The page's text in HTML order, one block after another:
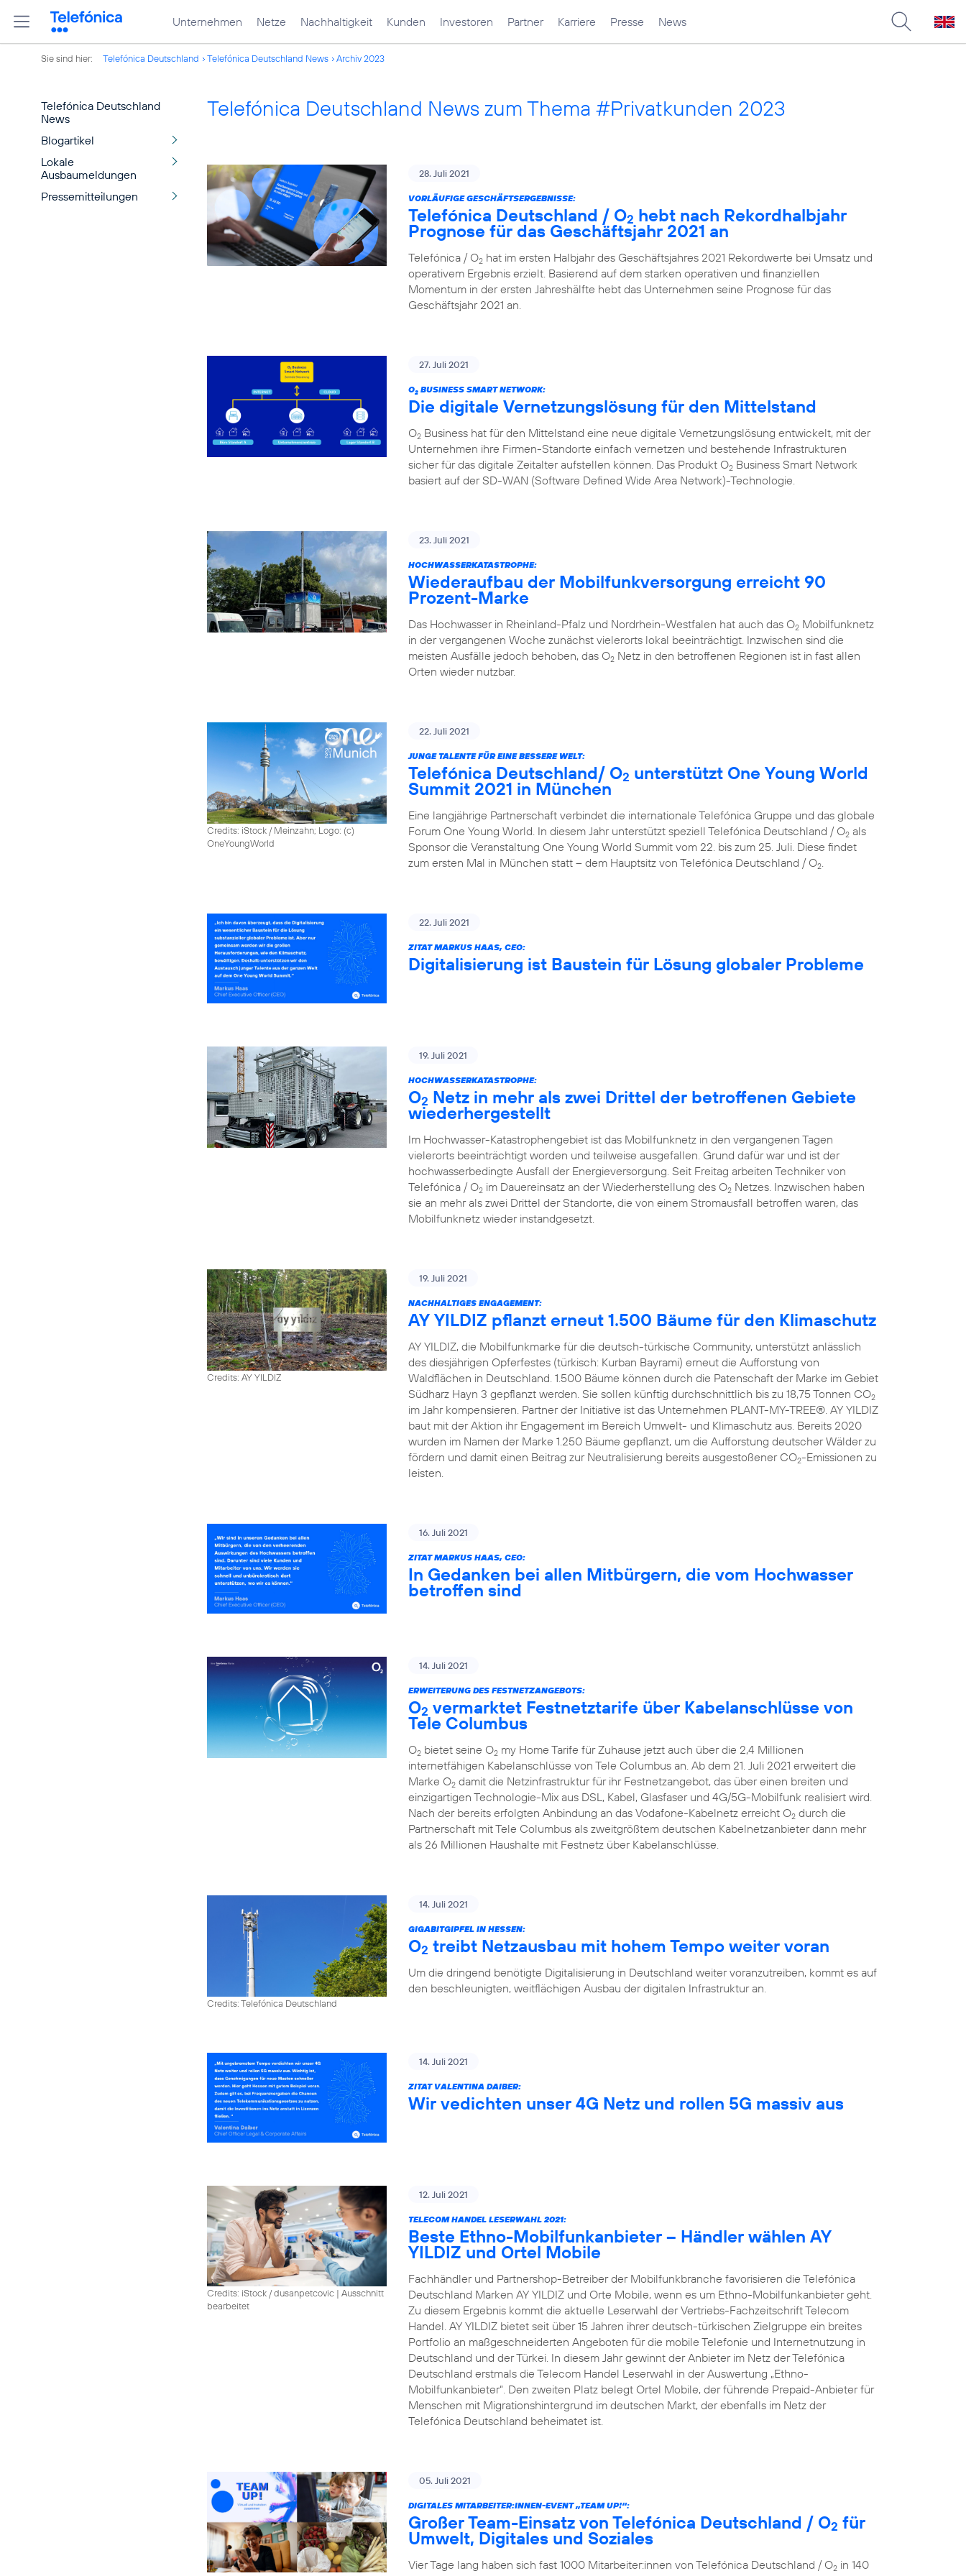
Unternehmen Netze Nachhaltigkeit Kunden Investoren Partner Karriere Presse News
Sie sind hier: Telefónica Deutschland Telefónica Deutschland News Archiv 2023
Telefónica Deutschland
News
Blogartikel
Lokale
Ausbaumeldungen
Pressemitteilungen
Telefónica Deutschland News zum Thema #Privatkunden 2023
28. Juli 2021
VORLÄUFIGE GESCHÄFTSERGEBNISSE:
Telefónica Deutschland / O2 hebt nach Rekordhalbjahr
Prognose für das Geschäftsjahr 2021 an
Telefónica / O2 hat im ersten Halbjahr des Geschäftsjahres 2021 Rekordwerte bei Umsatz und
operativem Ergebnis erzielt. Basierend auf dem starken operativen und finanziellen
Momentum in der ersten Jahreshälfte hebt das Unternehmen seine Prognose für das
Geschäftsjahr 2021 an.
27. Juli 2021
O2 BUSINESS SMART NETWORK:
Die digitale Vernetzungslösung für den Mittelstand
O2 Business hat für den Mittelstand eine neue digitale Vernetzungslösung entwickelt, mit der
Unternehmen ihre Firmen-Standorte einfach vernetzen und bestehende Infrastrukturen
sicher für das digitale Zeitalter aufstellen können. Das Produkt O2 Business Smart Network
basiert auf der SD-WAN (Software Defined Wide Area Network)-Technologie.
23. Juli 2021
HOCHWASSERKATASTROPHE:
Wiederaufbau der Mobilfunkversorgung erreicht 90
Prozent-Marke
Das Hochwasser in Rheinland-Pfalz und Nordrhein-Westfalen hat auch das O2 Mobilfunknetz
in der vergangenen Woche zunächst vielerorts lokal beeinträchtigt. Inzwischen sind die
meisten Ausfälle jedoch behoben, das O2 Netz in den betroffenen Regionen ist in fast allen
Orten wieder nutzbar.
Credits: iStock / Meinzahn; Logo: (c)
OneYoungWorld
22. Juli 2021
JUNGE TALENTE FÜR EINE BESSERE WELT:
Telefónica Deutschland/ O2 unterstützt One Young World
Summit 2021 in München
Eine langjährige Partnerschaft verbindet die internationale Telefónica Gruppe und das globale
Forum One Young World. In diesem Jahr unterstützt speziell Telefónica Deutschland / O2 als
Sponsor die Veranstaltung One Young World Summit vom 22. bis zum 25. Juli. Diese findet
zum ersten Mal in München statt – dem Hauptsitz von Telefónica Deutschland / O2.
22. Juli 2021
ZITAT MARKUS HAAS, CEO:
Digitalisierung ist Baustein für Lösung globaler Probleme
19. Juli 2021
HOCHWASSERKATASTROPHE:
O2 Netz in mehr als zwei Drittel der betroffenen Gebiete
wiederhergestellt
Im Hochwasser-Katastrophengebiet ist das Mobilfunknetz in den vergangenen Tagen
vielerorts beeinträchtigt worden und teilweise ausgefallen. Grund dafür war und ist der
hochwasserbedingte Ausfall der Energieversorgung. Seit Freitag arbeiten Techniker von
Telefónica / O2 im Dauereinsatz an der Wiederherstellung des O2 Netzes. Inzwischen haben
sie an mehr als zwei Drittel der Standorte, die von einem Stromausfall betroffen waren, das
Mobilfunknetz wieder instandgesetzt.
Credits: AY YILDIZ
19. Juli 2021
NACHHALTIGES ENGAGEMENT:
AY YILDIZ pflanzt erneut 1.500 Bäume für den Klimaschutz
AY YILDIZ, die Mobilfunkmarke für die deutsch-türkische Community, unterstützt anlässlich
des diesjährigen Opferfestes (türkisch: Kurban Bayrami) erneut die Aufforstung von
Waldflächen in Deutschland. 1.500 Bäume können durch die Patenschaft der Marke im Gebiet
Südharz Hayn 3 gepflanzt werden. Sie sollen künftig durchschnittlich bis zu 18,75 Tonnen CO2
im Jahr kompensieren. Partner der Initiative ist das Unternehmen PLANT-MY-TREE®. AY YILDIZ
baut mit der Aktion ihr Engagement im Bereich Umwelt- und Klimaschutz aus. Bereits 2020
wurden im Namen der Marke 1.250 Bäume gepflanzt, um die Aufforstung deutscher Wälder zu
fördern und damit einen Beitrag zur Neutralisierung bereits ausgestoßener CO2-Emissionen zu
leisten.
16. Juli 2021
ZITAT MARKUS HAAS, CEO:
In Gedanken bei allen Mitbürgern, die vom Hochwasser
betroffen sind
14. Juli 2021
ERWEITERUNG DES FESTNETZANGEBOTS:
O2 vermarktet Festnetztarife über Kabelanschlüsse von
Tele Columbus
O2 bietet seine O2 my Home Tarife für Zuhause jetzt auch über die 2,4 Millionen
internetfähigen Kabelanschlüsse von Tele Columbus an. Ab dem 21. Juli 2021 erweitert die
Marke O2 damit die Netzinfrastruktur für ihr Festnetzangebot, das über einen breiten und
einzigartigen Technologie-Mix aus DSL, Kabel, Glasfaser und 4G/5G-Mobilfunk realisiert wird.
Nach der bereits erfolgten Anbindung an das Vodafone-Kabelnetz erreicht O2 durch die
Partnerschaft mit Tele Columbus als zweitgrößtem deutschen Kabelnetzanbieter dann mehr
als 26 Millionen Haushalte mit Festnetz über Kabelanschlüsse.
Credits: Telefónica Deutschland
14. Juli 2021
GIGABITGIPFEL IN HESSEN:
O2 treibt Netzausbau mit hohem Tempo weiter voran
Um die dringend benötigte Digitalisierung in Deutschland weiter voranzutreiben, kommt es auf
den beschleunigten, weitflächigen Ausbau der digitalen Infrastruktur an.
14. Juli 2021
ZITAT VALENTINA DAIBER:
Wir vedichten unser 4G Netz und rollen 5G massiv aus
Credits: iStock / dusanpetcovic | Ausschnitt
bearbeitet
12. Juli 2021
TELECOM HANDEL LESERWAHL 2021:
Beste Ethno-Mobilfunkanbieter – Händler wählen AY
YILDIZ und Ortel Mobile
Fachhändler und Partnershop-Betreiber der Mobilfunkbranche favorisieren die Telefónica
Deutschland Marken AY YILDIZ und Orte Mobile, wenn es um Ethno-Mobilfunkanbieter geht.
Zu diesem Ergebnis kommt die aktuelle Leserwahl der Vertriebs-Fachzeitschrift Telecom
Handel. AY YILDIZ bietet seit über 15 Jahren ihrer deutsch-türkischen Zielgruppe ein breites
Portfolio an maßgeschneiderten Angeboten für die mobile Telefonie und Internetnutzung in
Deutschland und der Türkei. In diesem Jahr gewinnt der Anbieter im Netz der Telefónica
Deutschland erstmals die Telecom Handel Leserwahl in der Auswertung „Ethno-
Mobilfunkanbieter“. Den zweiten Platz belegt Ortel Mobile, der führende Prepaid-Anbieter für
Menschen mit Migrationshintergrund im deutschen Markt, der ebenfalls im Netz der
Telefónica Deutschland beheimatet ist.
05. Juli 2021
DIGITALES MITARBEITER:INNEN-EVENT „TEAM UP!“:
Großer Team-Einsatz von Telefónica Deutschland / O2 für
Umwelt, Digitales und Soziales
Vier Tage lang haben sich fast 1000 Mitarbeiter:innen von Telefónica Deutschland / O2 in 140